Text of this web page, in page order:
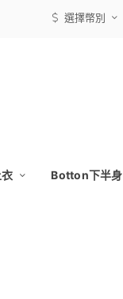
選擇幣別
Botton下半身